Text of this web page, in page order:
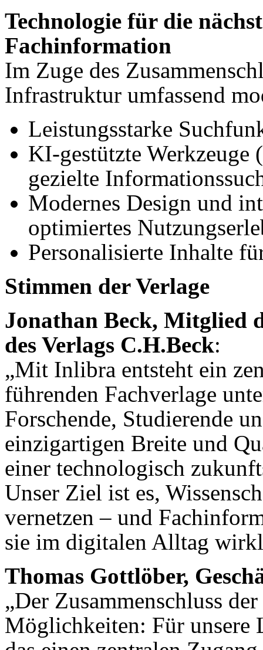
Technologie für die
Fachinformation
Im Zuge des
Infrastruktur umfassend
Leistungsstarke
KI-gestützte
gezielte
Modernes Design und
optimiertes
Personalisierte Inhalte
Stimmen der Verlage
Jonathan Beck, Mitglied
des Verlags C.H.Beck:
„Mit Inlibra entsteht ein
führenden Fachverlage
Forschende, Studierende
einzigartigen Breite und
einer technologisch
Unser Ziel ist es,
vernetzen – und
sie im digitalen Alltag
Thomas Gottlöber,
„Der Zusammenschluss
Möglichkeiten: Für unsere